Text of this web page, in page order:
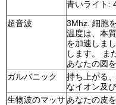
青いライト:
超音波
3Mhz. 細胞
温度は、本
を加速しま
します。 ま
あなたの図
ガルバニック
持ち上がる
なイオン及
生物波のマッサあなたの皮